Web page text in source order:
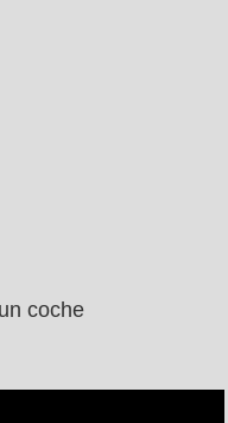
coche